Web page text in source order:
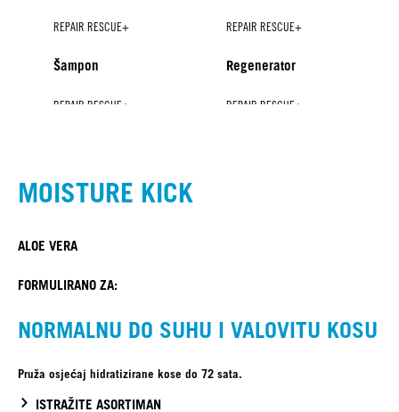
REPAIR RESCUE+
Šampon
REPAIR RESCUE+
Regenerator
REPAIR RESCUE+ REPAIR RESCUE+
MOISTURE KICK
ALOE VERA
FORMULIRANO ZA:
NORMALNU DO SUHU I VALOVITU KOSU
Pruža osjećaj hidratizirane kose do 72 sata.
ISTRAŽITE ASORTIMAN